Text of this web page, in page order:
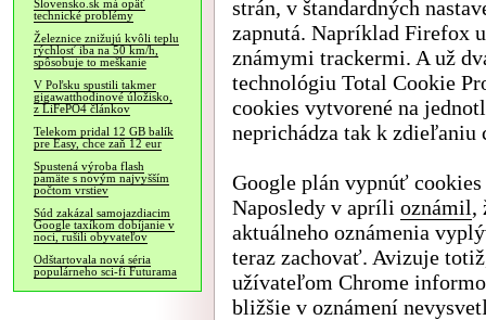
Slovensko.sk má opäť
technické problémy
Železnice znižujú kvôli teplu
rýchlosť iba na 50 km/h,
spôsobuje to meškanie
V Poľsku spustili takmer
gigawatthodinové úložisko,
z LiFePO4 článkov
Telekom pridal 12 GB balík
pre Easy, chce zaň 12 eur
Spustená výroba flash
pamäte s novým najvyšším
počtom vrstiev
Súd zakázal samojazdiacim
Google taxíkom dobíjanie v
noci, rušili obyvateľov
Odštartovala nová séria
populárneho sci-fi Futurama
strán, v štandardných
zapnutá. Napríklad Firefox
známymi trackermi. A už
technológiu Total Cookie
cookies vytvorené na
neprichádza tak k zdieľaniu
Google plán vypnúť
Naposledy v apríli oznámil,
aktuálneho oznámenia
teraz zachovať. Avizuje
užívateľom Chrome
bližšie v oznámení